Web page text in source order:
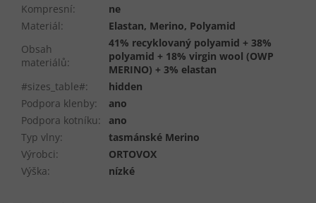
Kompresní:
ne
Materiál:
Elastan, Merino, Polyamid
Obsah
materiálů:
41% recyklovaný polyamid + 38%
polyamid + 18% virgin wool (OWP
MERINO) + 3% elastan
#sizes_table#:
hidden
Podpora klenby:
ano
Podpora kotníku:
ano
Typ vlny:
tasmánské Merino
Výrobci:
ORTOVOX
Výška: nízké